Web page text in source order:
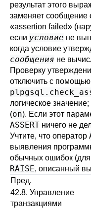
результат этого
заменяет
«assertion failed»
если условие не
когда условие
сообщения не
Проверку
отключить с
логическое
(on). Если этот
ASSERT ничего не
Учтите, что оператор
выявления
обычных ошибок (для
RAISE, описанный
Пред.
42.8. Управление
транзакциями